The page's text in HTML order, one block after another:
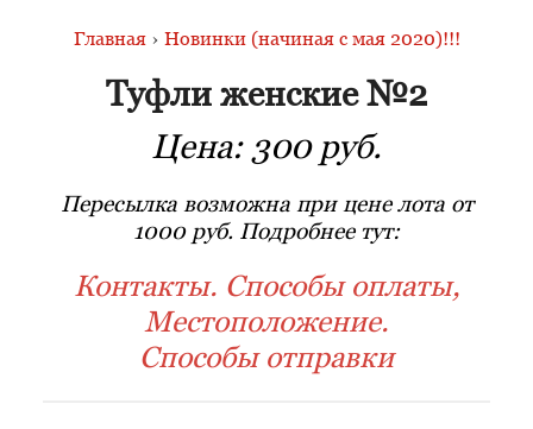
Главная › Новинки (начиная с мая 2020)!!!
Туфли женские №2
Цена: 300 руб.
Пересылка возможна при цене лота от
1000 руб. Подробнее тут:
Контакты. Способы оплаты,
Местоположение.
Способы отправки